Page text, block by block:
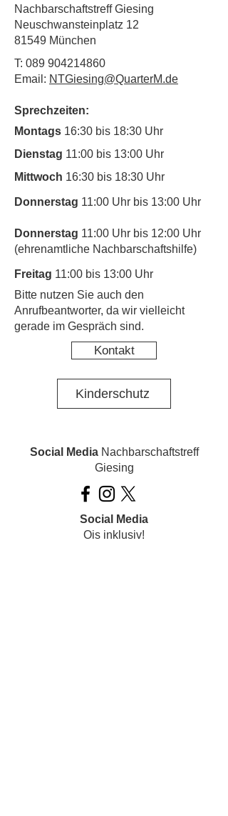
Nachbarschaftstreff Giesing
Neuschwansteinplatz 12
81549 München
T: 089 904214860
Email: NTGiesing@QuarterM.de
Sprechzeiten:
Montags 16:30 bis 18:30 Uhr
Dienstag 11:00 bis 13:00 Uhr
Mittwoch 16:30 bis 18:30 Uhr
Donnerstag 11:00 Uhr bis 13:00 Uhr
Donnerstag 11:00 Uhr bis 12:00 Uhr
(ehrenamtliche Nachbarschaftshilfe)
Freitag 11:00 bis 13:00 Uhr
​Bitte nutzen Sie auch den
Anrufbeantworter, da wir vielleicht
gerade im Gespräch sind.
Kontakt
Kinderschutz
Social MediaNachbarschaftstreff
Giesing
Social Media
Ois inklusiv!